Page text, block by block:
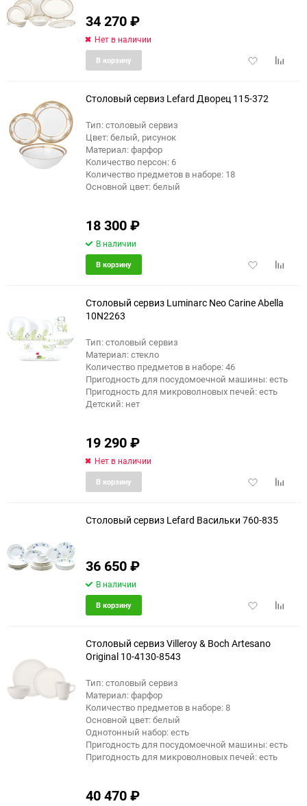
34 270₽
Нет в наличии
Добавить
В корзину
Столовый сервиз Lefard Дворец 115-372
Тип: столовый сервиз
Цвет: белый, рисунок
Материал: фарфор
Количество персон: 6
Количество предметов в наборе: 18
Основной цвет: белый
18 300₽
В наличии
Добавить
В корзину
Столовый сервиз Luminarc Neo Carine Abella
10N2263
Тип: столовый сервиз
Материал: стекло
Количество предметов в наборе: 46
Пригодность для посудомоечной машины: есть
Пригодность для микроволновых печей: есть
Детский: нет
19 290₽
Нет в наличии
Добавить
В корзину
еще 9 фото
Столовый сервиз Lefard Васильки 760-835
36 650₽
В наличии
Добавить
В корзину
Столовый сервиз Villeroy & Boch Artesano
Original 10-4130-8543
Тип: столовый сервиз
Материал: фарфор
Количество предметов в наборе: 8
Основной цвет: белый
Однотонный набор: есть
Пригодность для посудомоечной машины: есть
Пригодность для микроволновых печей: есть
40 470₽